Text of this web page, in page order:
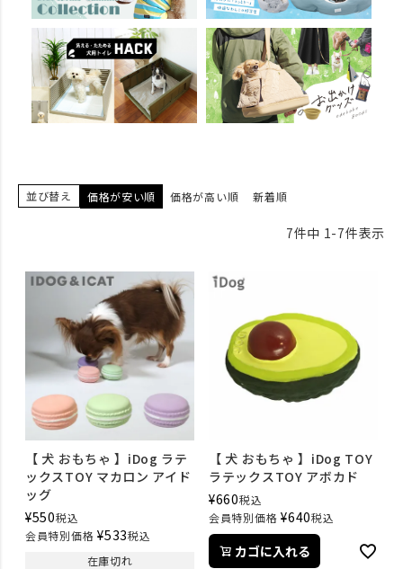
並び替え 価格が安い順 価格が高い順 新着順
7件中 1-7件表示
【 犬 おもちゃ 】iDog ラテ
ックスTOY マカロン アイド
ッグ
¥550税込
会員特別価格 ¥533税込
在庫切れ
【 犬 おもちゃ 】iDog TOY
ラテックスTOY アボカド
¥660税込
会員特別価格 ¥640税込
カゴに入れる